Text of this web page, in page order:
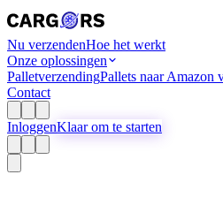
Nu verzendenHoe het werkt
Onze oplossingen
PalletverzendingPallets naar Amazon
Contact
InloggenKlaar om te starten